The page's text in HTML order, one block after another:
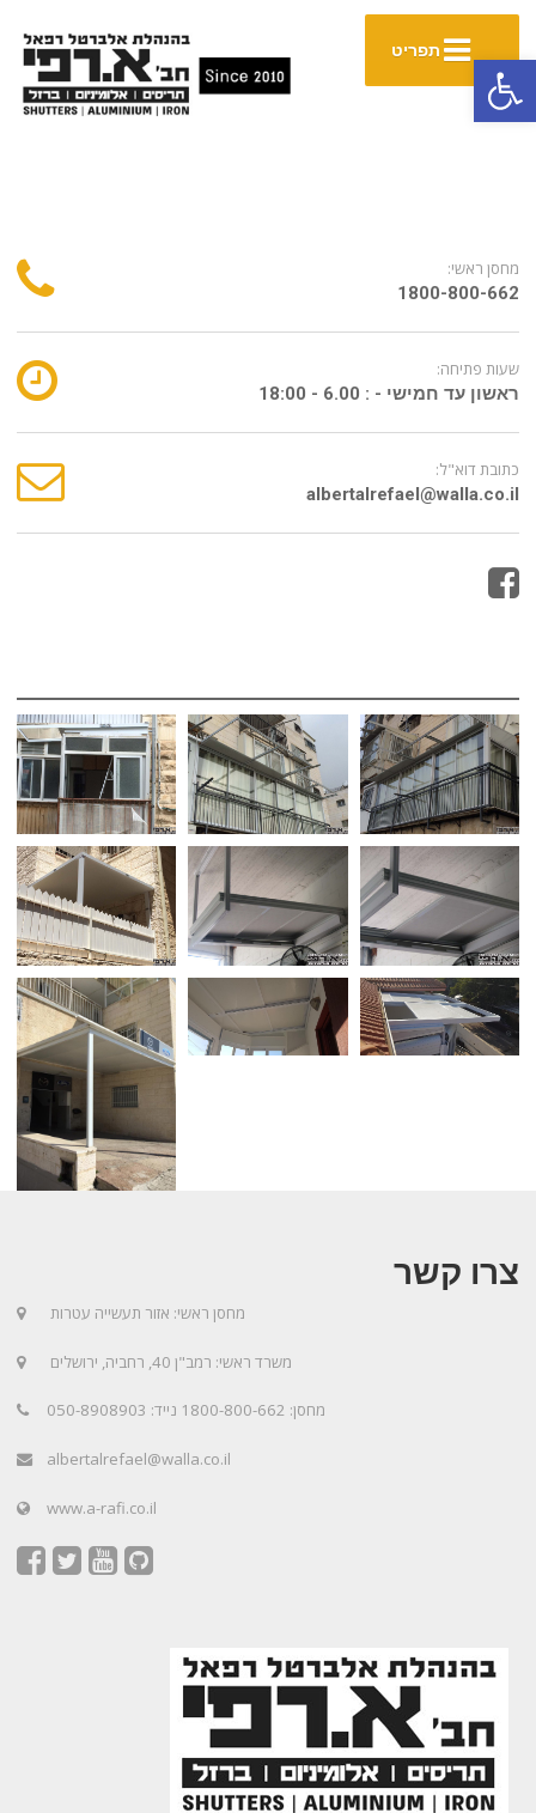
פתח סרגל נגישותתפריט
מחסן ראשי:
1800-800-662
שעות פתיחה:
ראשון עד חמישי - : 6.00 - 18:00
כתובת דוא"ל:
albertalrefael@walla.co.il
צרו קשר
מחסן ראשי: אזור תעשייה עטרות
משרד ראשי: רמב"ן 40, רחביה, ירושלים
מחסן: 1800-800-662 נייד: 050-8908903
albertalrefael@walla.co.il
www.a-rafi.co.il